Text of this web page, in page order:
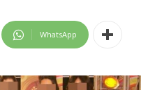
WhatsApp